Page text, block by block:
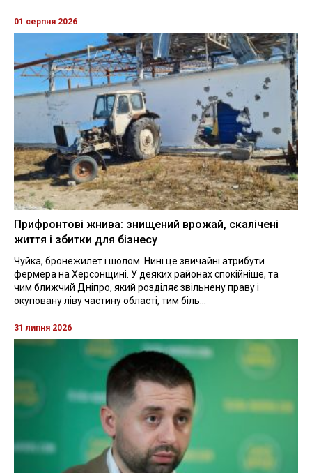
01 серпня 2026
Прифронтові жнива: знищений врожай, скалічені
життя і збитки для бізнесу
Чуйка, бронежилет і шолом. Нині це звичайні атрибути
фермера на Херсонщині. У деяких районах спокійніше, та
чим ближчий Дніпро, який розділяє звільнену праву і
окуповану ліву частину області, тим біль...
31 липня 2026